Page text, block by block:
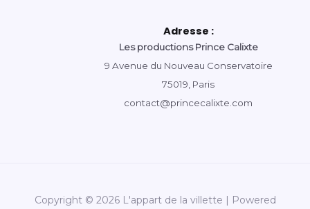
Adresse :
Les productions Prince Calixte
9 Avenue du Nouveau Conservatoire
75019, Paris
contact@princecalixte.com
Copyright © 2026 L'appart de la villette | Powered